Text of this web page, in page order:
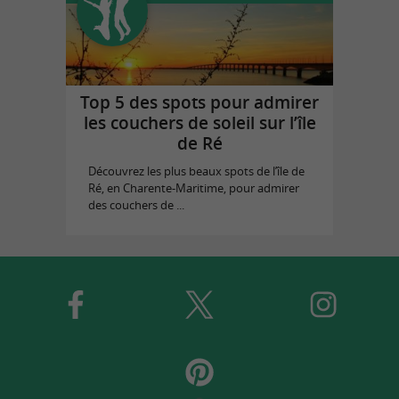
Top 5 des spots pour admirer
les couchers de soleil sur l’île
de Ré
Découvrez les plus beaux spots de l’île de
Ré, en Charente-Maritime, pour admirer
des couchers de ...